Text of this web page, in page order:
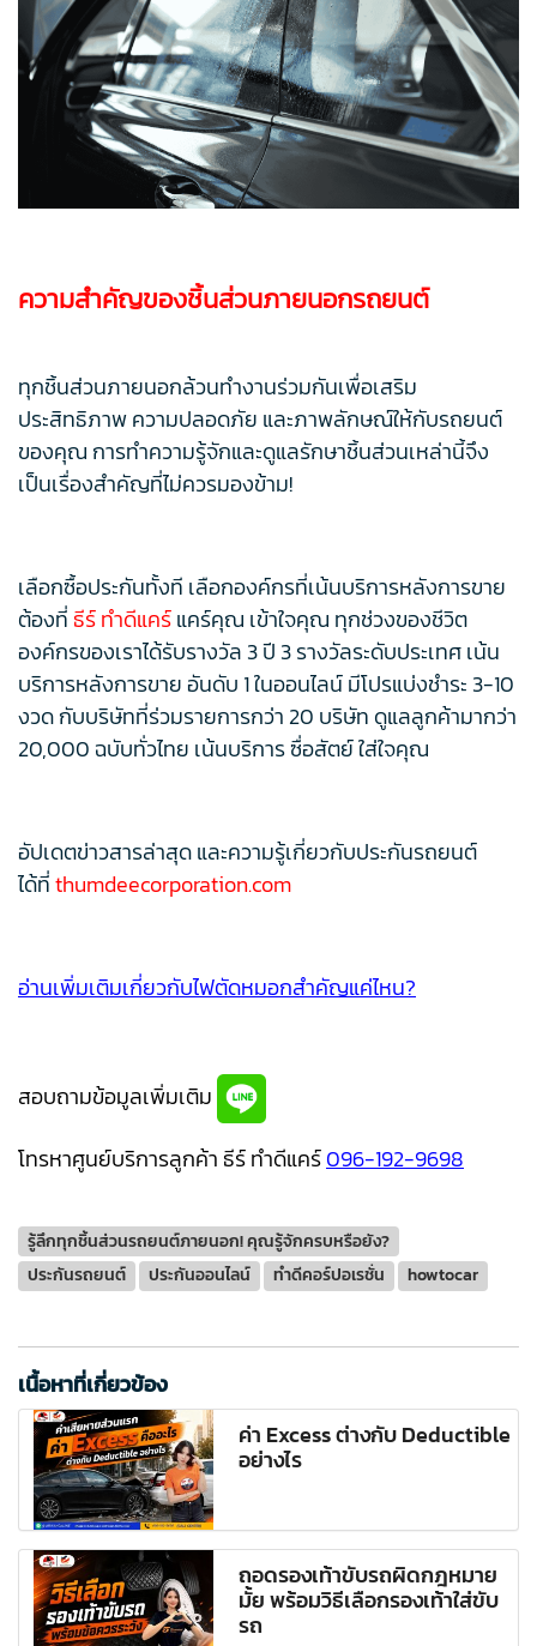
ความสำคัญของชิ้นส่วนภายนอกรถยนต์
ทุกชิ้นส่วนภายนอกล้วนทำงานร่วมกันเพื่อเสริม
ประสิทธิภาพ ความปลอดภัย และภาพลักษณ์ให้กับรถยนต์
ของคุณ การทำความรู้จักและดูแลรักษาชิ้นส่วนเหล่านี้จึง
เป็นเรื่องสำคัญที่ไม่ควรมองข้าม!
เลือกซื้อประกันทั้งที เลือกองค์กรที่เน้นบริการหลังการขาย
ต้องที่ ธีร์ ทำดีแคร์แคร์คุณ เข้าใจคุณ ทุกช่วงของชีวิต
องค์กรของเราได้รับรางวัล 3 ปี 3 รางวัลระดับประเทศ เน้น
บริการหลังการขาย อันดับ 1 ในออนไลน์ มีโปรแบ่งชำระ 3-10
งวด กับบริษัทที่ร่วมรายการกว่า 20 บริษัท ดูแลลูกค้ามากว่า
20,000 ฉบับทั่วไทย เน้นบริการ ซื่อสัตย์ ใส่ใจคุณ
อัปเดตข่าวสารล่าสุด และความรู้เกี่ยวกับประกันรถยนต์
ได้ที่thumdeecorporation.com
อ่านเพิ่มเติมเกี่ยวกับไฟตัดหมอกสำคัญแค่ไหน?
สอบถามข้อมูลเพิ่มเติม
โทรหาศูนย์บริการลูกค้า ธีร์ ทำดีแคร์096-192-9698
รู้ลึกทุกชิ้นส่วนรถยนต์ภายนอก! คุณรู้จักครบหรือยัง?
ประกันรถยนต์
ประกันออนไลน์ ทำดีคอร์ปอเรชั่น howtocar
เนื้อหาที่เกี่ยวข้อง
ค่า Excess ต่างกับ Deductible
อย่างไร
ถอดรองเท้าขับรถผิดกฎหมาย
มั้ย พร้อมวิธีเลือกรองเท้าใส่ขับ
รถ